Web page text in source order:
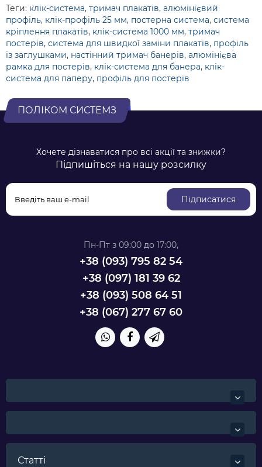
Теги: клік-система, тримач плакатів, алюмінієвий
профіль, клік-профіль 25 мм, постерна система, система
кріплення плакатів, клік-система 1000 мм, тримач
постерів, система для швидкої заміни плакатів, профіль
із заглушками, настінний тримач банерів, алюмінієва
рамка для постерів, клік-система для банера, клік-
система для паперу, профіль для постерів
ПОЛІКОМ СИСТЕМЗ
Хочете дізнаватися про всі акції та знижки?
Підпишіться на нашу розсилку
Підписатися
Пн-Пт з 09:00 до 17:00,
+38 ‎(093) 795 82 54
+38 (097) 181 39 62
+38 (093) 508 64 51
+38 (067) 277 67 60
Статті